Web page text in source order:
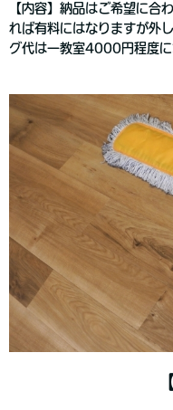
【内容】納品はご希望に合
れば有料にはなりますが外
グ代は一教室4000円程度